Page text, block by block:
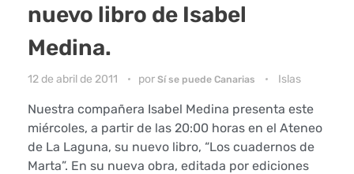
nuevo libro de Isabel
Medina.
12 de abril de 2011 por Sí se puede Canarias Islas
Nuestra compañera Isabel Medina presenta este
miércoles, a partir de las 20:00 horas en el Ateneo
de La Laguna, su nuevo libro, “Los cuadernos de
Marta”. En su nueva obra, editada por ediciones